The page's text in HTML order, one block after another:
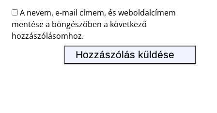
A nevem, e-mail címem, és weboldalcímem
mentése a böngészőben a következő
hozzászólásomhoz.